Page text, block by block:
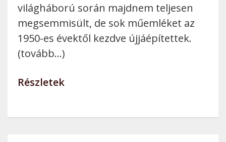
világháború során majdnem teljesen
megsemmisült, de sok műemléket az
1950-es évektől kezdve újjáépítettek.
(tovább…)
Részletek